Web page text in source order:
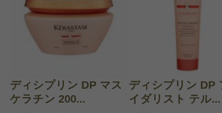
ディシプリン DP マス
ケラチン 200...
ディシプリン DP
イダリスト テル...